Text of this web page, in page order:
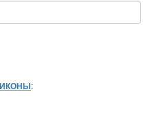
ИКОНЫ :